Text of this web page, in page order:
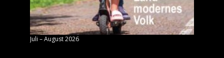
Juli – August 2026